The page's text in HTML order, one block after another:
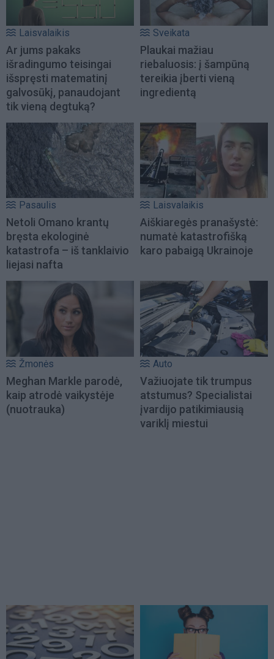
Laisvalaikis
Ar jums pakaks
išradingumo teisingai
išspręsti matematinį
galvosūkį, panaudojant
tik vieną degtuką?
Sveikata
Plaukai mažiau
riebaluosis: į šampūną
tereikia įberti vieną
ingredientą
Pasaulis
Netoli Omano krantų
bręsta ekologinė
katastrofa – iš tanklaivio
liejasi nafta
Laisvalaikis
Aiškiaregės pranašystė:
numatė katastrofišką
karo pabaigą Ukrainoje
Žmonės
Meghan Markle parodė,
kaip atrodė vaikystėje
(nuotrauka)
Auto
Važiuojate tik trumpus
atstumus? Specialistai
įvardijo patikimiausią
variklį miestui